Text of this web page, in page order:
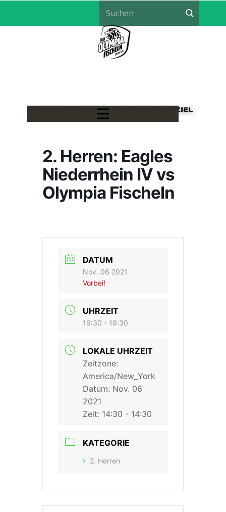
LÖWEN HANDBALL - EIN TEAM, EIN ZIEL
2. Herren: Eagles
Niederrhein IV vs
Olympia Fischeln
DATUM
Nov. 06 2021
Vorbei!
UHRZEIT
19:30 - 19:30
LOKALE UHRZEIT
Zeitzone:
America/New_York
Datum: Nov. 06
2021
Zeit: 14:30 - 14:30
KATEGORIE
2. Herren